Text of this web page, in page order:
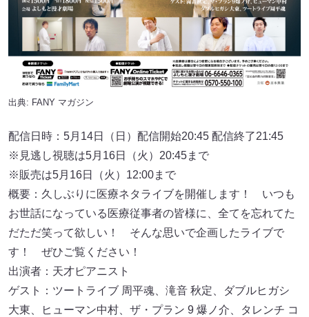
出典: FANY マガジン
配信日時：5月14日（⽇）配信開始20:45 配信終了21:45
※⾒逃し視聴は5月16日（⽕）20:45まで
※販売は5月16日（⽕）12:00まで
概要：久しぶりに医療ネタライブを開催します！ いつも
お世話になっている医療従事者の皆様に、全てを忘れてた
だただ笑って欲しい！ そんな思いで企画したライブで
す！ ぜひご覧ください！
出演者：天才ピアニスト
ゲスト：ツートライブ 周平魂、滝⾳ 秋定、ダブルヒガシ
⼤東、ヒューマン中村、ザ・プラン 9 爆ノ介、タレンチ コ